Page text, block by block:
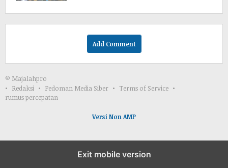
Add Comment
© Majalahpro
Redaksi
Pedoman Media Siber
Terms of Service
rumus percepatan
Versi Non AMP
Exit mobile version